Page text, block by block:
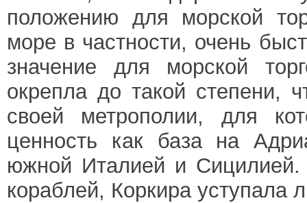
положению для морской
море в частности, очень
значение для морской
окрепла до такой степени,
своей метрополии, для
ценность как база на
южной Италией и
кораблей, Коркира